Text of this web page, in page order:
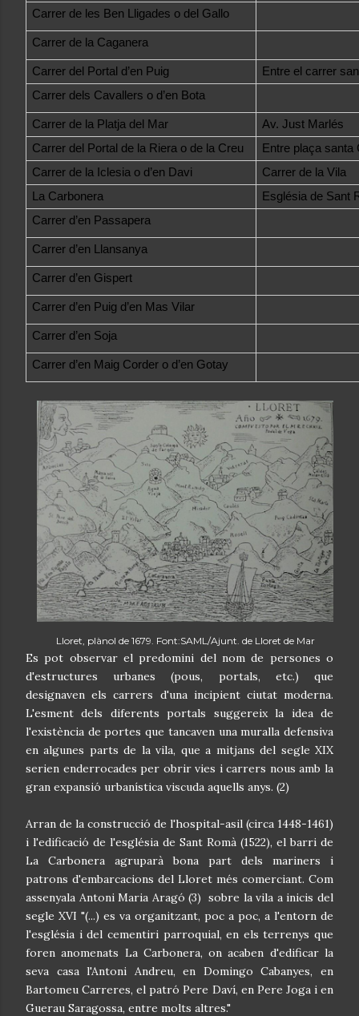
Carrer de les Ben Lligades o del Gallo
Carrer de la Caganera
Carrer del Portal d’en Puig
Entre el carrer
Carrer dels Cavallers o d’en Bota
Carrer de la Platja del Mar
Av. Just Marlés
Carrer del Portal de la Riera o de la Creu
Entre plaça santa
Carrer de la Iclesia o d’en Davi
Carrer de la Vila
La Carbonera
Església de Sant
Carrer d’en Passapera
Carrer d’en Llansanya
Carrer d’en Gispert
Carrer d’en Puig d’en Mas Vilar
Carrer d’en Soja
Carrer d’en Maig Corder o d’en Gotay
Lloret, plànol de 1679. Font:SAML/Ajunt. de Lloret de Mar
Es pot observar el predomini del nom de persones o
d'estructures urbanes (pous, portals, etc.) que
designaven els carrers d'una incipient ciutat moderna.
L'esment dels diferents portals suggereix la idea de
l'existència de portes que tancaven una muralla defensiva
en algunes parts de la vila, que a mitjans del segle XIX
serien enderrocades per obrir vies i carrers nous amb la
gran expansió urbanística viscuda aquells anys. (2)
Arran de la construcció de l'hospital-asil (circa 1448-1461)
i l'edificació de l'església de Sant Romà (1522), el barri de
La Carbonera agruparà bona part dels mariners i
patrons d'embarcacions del Lloret més comerciant. Com
assenyala Antoni Maria Aragó (3) sobre la vila a inicis del
segle XVI "(...) es va organitzant, poc a poc, a l'entorn de
l'església i del cementiri parroquial, en els terrenys que
foren anomenats La Carbonera, on acaben d'edificar la
seva casa l'Antoni Andreu, en Domingo Cabanyes, en
Bartomeu Carreres, el patró Pere Daví, en Pere Joga i en
Guerau Saragossa, entre molts altres."